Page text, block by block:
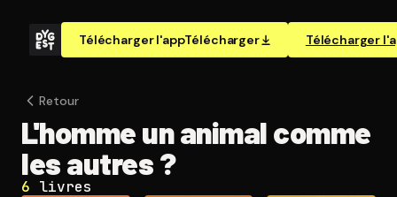
Télécharger l'appTélécharger Télécharger
Retour
L'homme un animal comme
les autres ?
6 livres